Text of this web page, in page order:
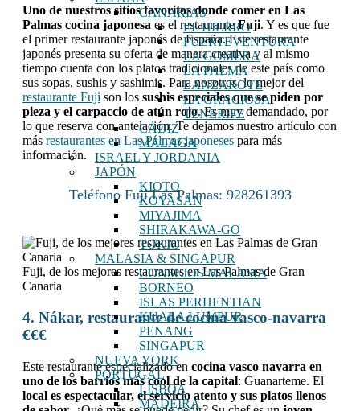
CANARIAS
EL HIERRO
FUERTEVENTURA
LA GOMERA
LA PALMA
LANZAROTE
LA GRACIOSA
TENERIFE
CÁDIZ
MÁLAGA
ISRAEL Y JORDANIA
JAPÓN
KIOTO
KOYASAN
MIYAJIMA
SHIRAKAWA-GO
TOKIO
MALASIA & SINGAPUR
CONSEJOS MALASIA
BORNEO
ISLAS PERHENTIAN
KUALA LUMPUR
PENANG
SINGAPUR
NUEVA YORK
PORTUGAL
LISBOA
MADEIRA
Uno de nuestros sitios favoritos donde comer en Las
Palmas cocina japonesa es el restauranteFuji. Y es que fue
el primer restaurante japonés de España. Este restaurante
japonés presenta su oferta de manera creativa y al mismo
tiempo cuenta con los platos tradicionales de este país como
sus sopas, sushis y sashimis. Para nosotros, lo mejor del
restaurante Fuji son los sushis especiales que se piden por
pieza y el carpaccio de atún rojo. Es muy demandado, por
lo que reserva con antelación.Te dejamos nuestro artículo con
más restaurantes en Las Palmas japoneses para más
información.
Teléfono Fuji Las Palmas: 928261393
Fuji, de los mejores restaurantes en Las Palmas de Gran
Canaria
4. Nákar, restaurante de cocina vasco-navarra
€€€
Este restaurante especializado en cocina vasco navarra en
uno de los barrios más cool de la capital: Guanarteme. El
local es espectacular, el servicio atento y sus platos llenos